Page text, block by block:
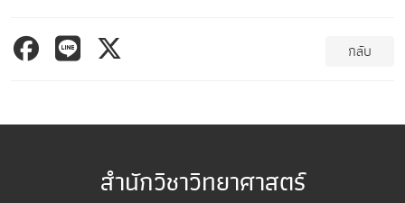
กลับ
สำนักวิชาวิทยาศาสตร์